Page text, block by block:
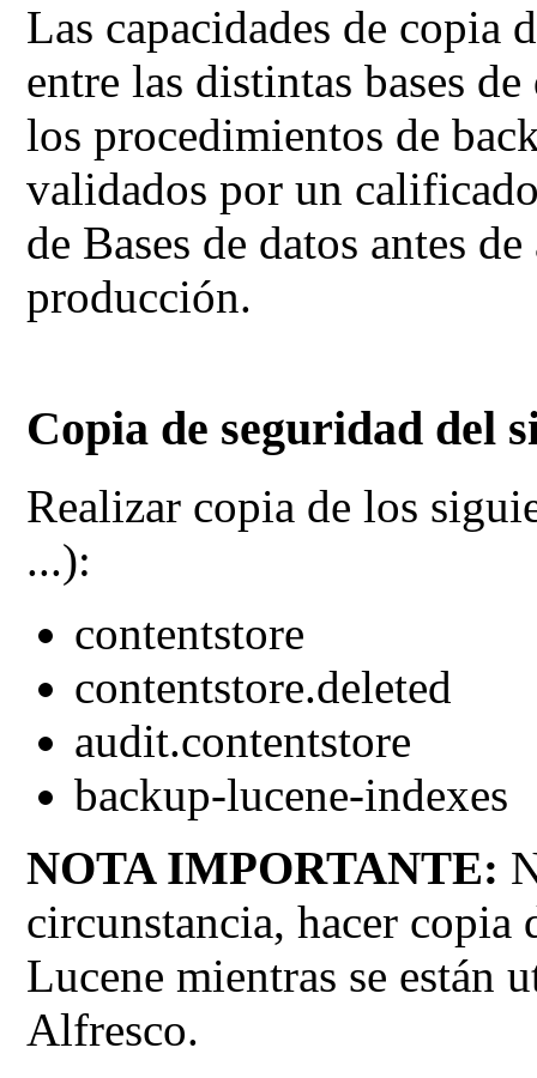
Las capacidades de copia
entre las distintas bases
los procedimientos de
validados por un
de Bases de datos antes
producción.
Copia de seguridad del
Realizar copia de los
...):
contentstore
contentstore.deleted
audit.contentstore
backup-lucene-indexes
NOTA IMPORTANTE:
circunstancia, hacer
Lucene mientras se están
Alfresco.